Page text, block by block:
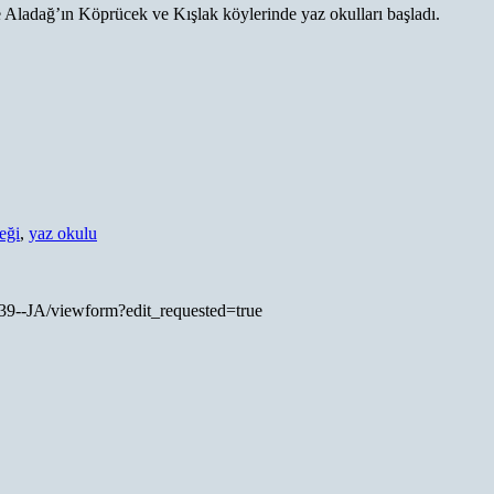
Köprücek ve Kışlak köylerinde yaz okulları başladı.
, yaz okulu
JA/viewform?edit_requested=true